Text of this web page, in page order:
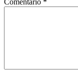
Comentario *